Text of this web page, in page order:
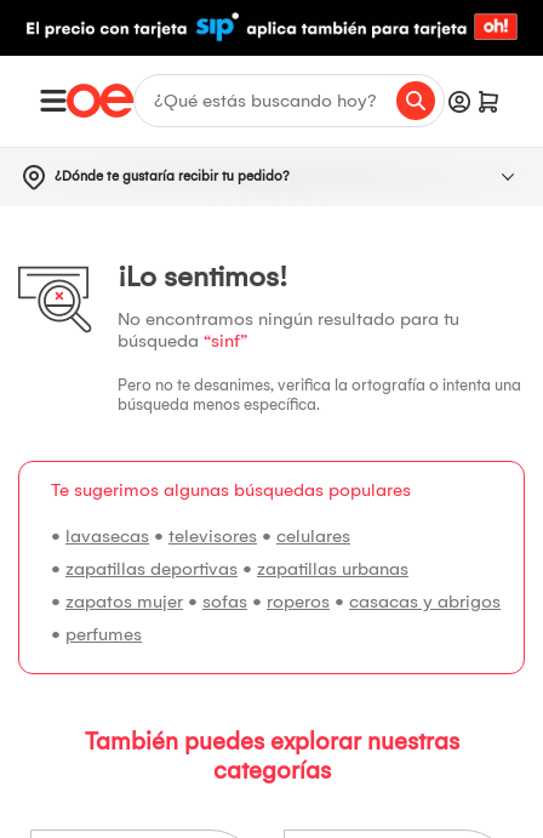
¿Dónde te gustaría recibir tu pedido?
¡Lo sentimos!
No encontramos ningún resultado para tu
búsqueda “sinf”
Pero no te desanimes, verifica la ortografía o intenta una
búsqueda menos específica.
Te sugerimos algunas búsquedas populares
• lavasecas • televisores • celulares
• zapatillas deportivas • zapatillas urbanas
• zapatos mujer • sofas • roperos • casacas y abrigos
• perfumes
También puedes explorar nuestras
categorías